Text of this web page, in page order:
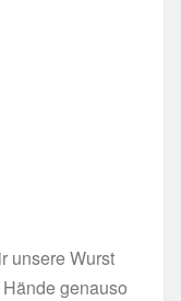
unsere Wurst
genauso